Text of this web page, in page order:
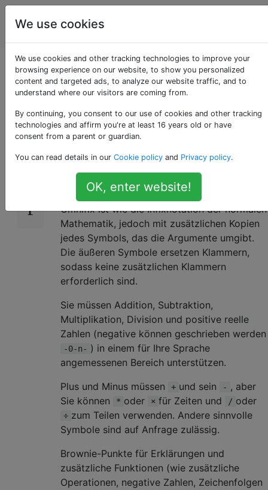
Programmierrätsel
& Code Golf
Erstellen Sie einen
Omnifix-Rechner
Bewerten Sie einen bestimmten Omnifix-
Ausdruck.
Omnifix ist wie die Infixnotation der normalen
Mathematik, jedoch mit zusätzlichen Kopien
jedes Symbols, das die Argumente umgibt.
Die äußeren Symbole ersetzen Klammern,
sodass keine zusätzlichen Klammern
erforderlich sind.
Sie müssen Addition, Subtraktion,
Multiplikation, Division und positive reelle
Zahlen (negative können geschrieben werden
-0-n- ) in einem für Ihre Sprache
angemessenen Bereich unterstützen.
Plus und Minus müssen
+ und sein - , aber
Sie können
* oder × für Zeiten und / oder
÷ zum Teilen verwenden. Andere sinnvolle
Symbole sind auf Anfrage zulässig.
Brownie-Punkte für Erklärungen und
zusätzliche Funktionen (wie zusätzliche
Operationen, negative Zahlen, Zeichenfolgen
We use cookies
We use cookies and other tracking technologies to improve your
browsing experience on our website, to show you personalized
content and targeted ads, to analyze our website traffic, and to
understand where our visitors are coming from.
By continuing, you consent to our use of cookies and other tracking
technologies and affirm you're at least 16 years old or have
consent from a parent or guardian.
You can read details in our Cookie policy and Privacy policy.
OK, enter website!